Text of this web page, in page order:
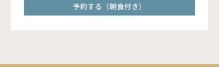
予約する（朝食付き）